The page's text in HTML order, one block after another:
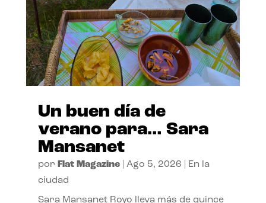
Un buen día de
verano para… Sara
Mansanet
por Flat Magazine| Ago 5, 2026
En la
ciudad
Sara Mansanet Royo lleva más de quince